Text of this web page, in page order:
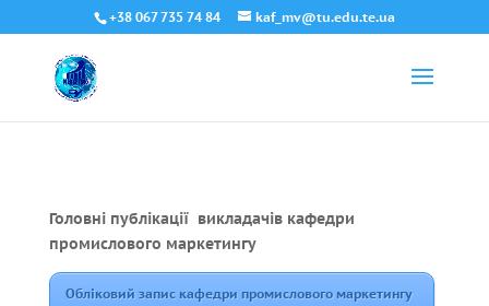
+38 067 735 74 84 kaf_mv@tu.edu.te.ua
Головні публікації викладачів кафедри
промислового маркетингу
Обліковий запис кафедри промислового маркетингу